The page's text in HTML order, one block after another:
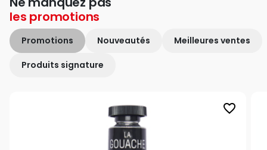
les promotions
Promotions Nouveautés Meilleures ventes
Produits signature
favorite_border